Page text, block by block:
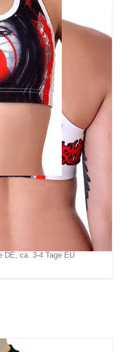
Knowledge
DE, ca. 3-4 Tage EU